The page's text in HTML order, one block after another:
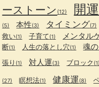
ーストーン (12) 開運
(5) 本性(3) タイミング(7)
救い(1) 子育て(1) メンタル
断(1) 人生の落とし穴(1) 魂
張り (1) 対人運(3) ブロック (1)
(27) 瞑想法(1) 健康運(8)